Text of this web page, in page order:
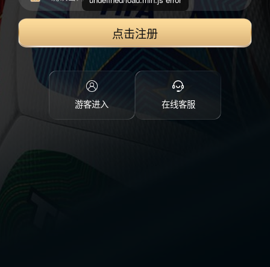
点击注册
游客进入 在线客服